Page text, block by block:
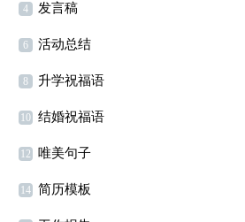
4 发言稿
6 活动总结
8 升学祝福语
10 结婚祝福语
12 唯美句子
14 简历模板